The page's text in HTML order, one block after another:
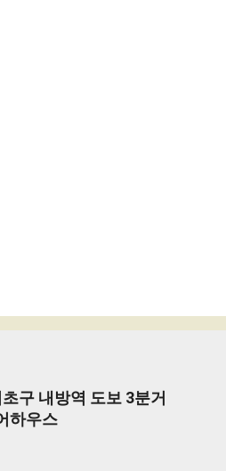
구 내방역 도보 3분거
하우스